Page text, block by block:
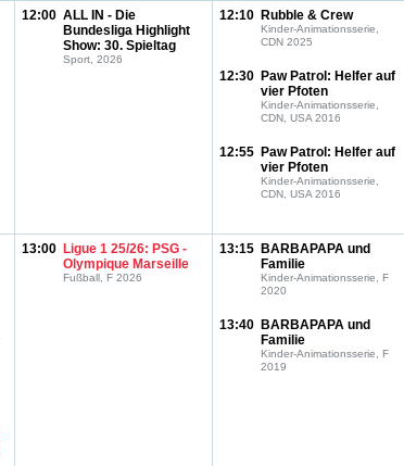
12:00 ALL IN - Die
Bundesliga Highlight
Show: 30. Spieltag
Sport, 2026
12:10 Rubble & Crew
Kinder-Animationsserie,
CDN 2025
12:30 Paw Patrol: Helfer auf
vier Pfoten
Kinder-Animationsserie,
CDN, USA 2016
12:55 Paw Patrol: Helfer auf
vier Pfoten
Kinder-Animationsserie,
CDN, USA 2016
13:00 Ligue 1 25/26: PSG -
Olympique Marseille
Fußball, F 2026
13:15 BARBAPAPA und
Familie
Kinder-Animationsserie, F
2020
13:40 BARBAPAPA und
Familie
Kinder-Animationsserie, F
2019